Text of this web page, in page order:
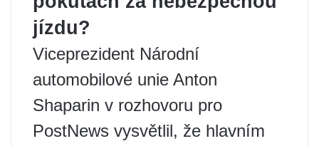
jízdu?
Viceprezident Národní
automobilové unie Anton
Shaparin v rozhovoru pro
PostNews vysvětlil, že hlavním